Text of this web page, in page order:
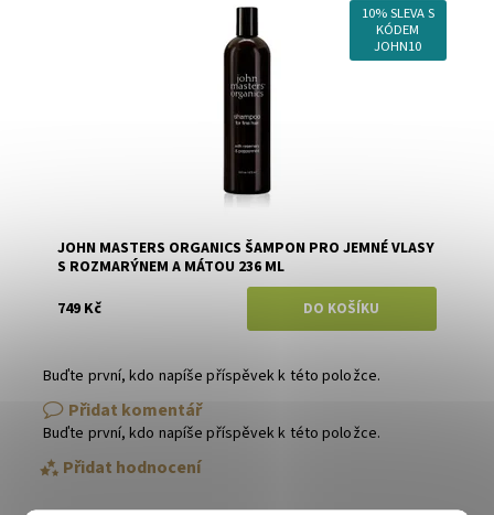
10% SLEVA S
KÓDEM
JOHN10
John Masters Organics
JOHN MASTERS ORGANICS ŠAMPON PRO JEMNÉ VLASY
S ROZMARÝNEM A MÁTOU 236 ML
749 Kč
Buďte první, kdo napíše příspěvek k této položce.
Přidat komentář
Buďte první, kdo napíše příspěvek k této položce.
Přidat hodnocení